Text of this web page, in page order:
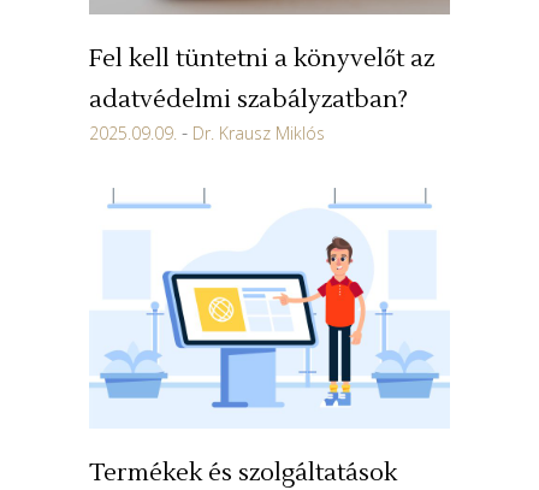
Fel kell tüntetni a könyvelőt az
adatvédelmi szabályzatban?
2025.09.09. Dr. Krausz Miklós
Termékek és szolgáltatások